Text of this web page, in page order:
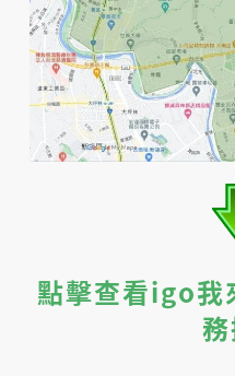
點擊查看igo我